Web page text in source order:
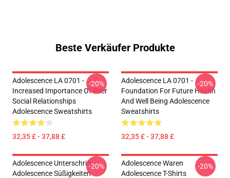
Beste Verkäufer Produkte
Adolescence LA 0701 -
Increased Importance Of Peer
Social Relationships
Adolescence Sweatshirts
32,35 £ - 37,88 £
-20%
Adolescence LA 0701 -
Foundation For Future Health
And Well Being Adolescence
Sweatshirts
32,35 £ - 37,88 £
-20%
Adolescence Unterschrift
Adolescence Süßigkeiten
-20%
Adolescence Waren
Adolescence T-Shirts
-20%